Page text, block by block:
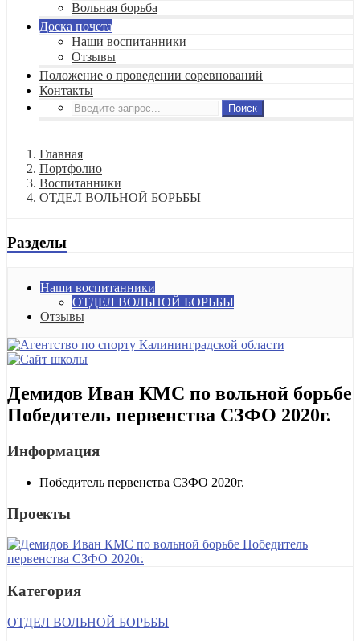
Вольная борьба
Доска почета
Наши воспитанники
Отзывы
Положение о проведении соревнований
Контакты
Поиск
Главная
Портфолио
Воспитанники
ОТДЕЛ ВОЛЬНОЙ БОРЬБЫ
Разделы
Наши воспитанники
ОТДЕЛ ВОЛЬНОЙ БОРЬБЫ
Отзывы
Демидов Иван КМС по вольной борьбе
Победитель первенства СЗФО 2020г.
Информация
Победитель первенства СЗФО 2020г.
Проекты
Категория
ОТДЕЛ ВОЛЬНОЙ БОРЬБЫ